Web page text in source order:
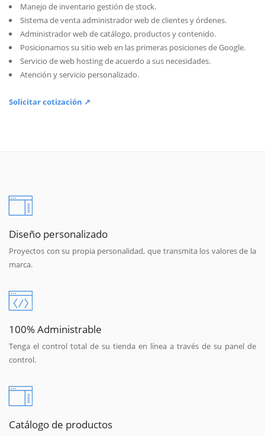
Manejo de inventario gestión de stock.
Sistema de venta administrador web de clientes y órdenes.
Administrador web de catálogo, productos y contenido.
Posicionamos su sitio web en las primeras posiciones de Google.
Servicio de web hosting de acuerdo a sus necesidades.
Atención y servicio personalizado.
Solicitar cotización ↗
Diseño personalizado
Proyectos con su propia personalidad, que transmita los valores de la
marca.
100% Administrable
Tenga el control total de su tienda en línea a través de su panel de
control.
Catálogo de productos